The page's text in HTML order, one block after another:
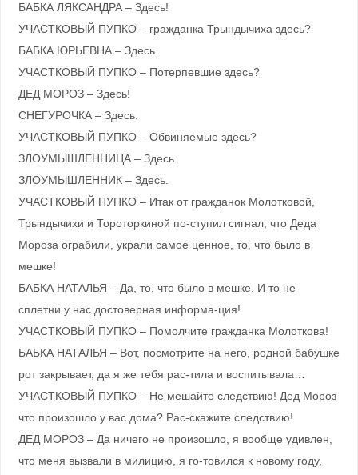
БАБКА ЛЯКСАНДРА – Здесь!
УЧАСТКОВЫЙ ПУПКО – гражданка Трындычиха здесь?
БАБКА ЮРЬЕВНА – Здесь.
УЧАСТКОВЫЙ ПУПКО – Потерпевшие здесь?
ДЕД МОРОЗ – Здесь!
СНЕГУРОЧКА – Здесь.
УЧАСТКОВЫЙ ПУПКО – Обвиняемые здесь?
ЗЛОУМЫШЛЕННИЦА – Здесь.
ЗЛОУМЫШЛЕННИК – Здесь.
УЧАСТКОВЫЙ ПУПКО – Итак от гражданок Молотковой,
Трындычихи и Тороторкиной по-ступил сигнал, что Деда
Мороза ограбили, украли самое ценное, то, что было в
мешке!
БАБКА НАТАЛЬЯ – Да, то, что было в мешке. И то не
сплетни у нас достоверная информа-ция!
УЧАСТКОВЫЙ ПУПКО – Помолчите гражданка Молоткова!
БАБКА НАТАЛЬЯ – Вот, посмотрите на него, родной бабушке
рот закрывает, да я же тебя рас-тила и воспитывала…
УЧАСТКОВЫЙ ПУПКО – Не мешайте следствию! Дед Мороз
что произошло у вас дома? Рас-скажите следствию!
ДЕД МОРОЗ – Да ничего не произошло, я вообще удивлен,
что меня вызвали в милицию, я го-товился к новому году,